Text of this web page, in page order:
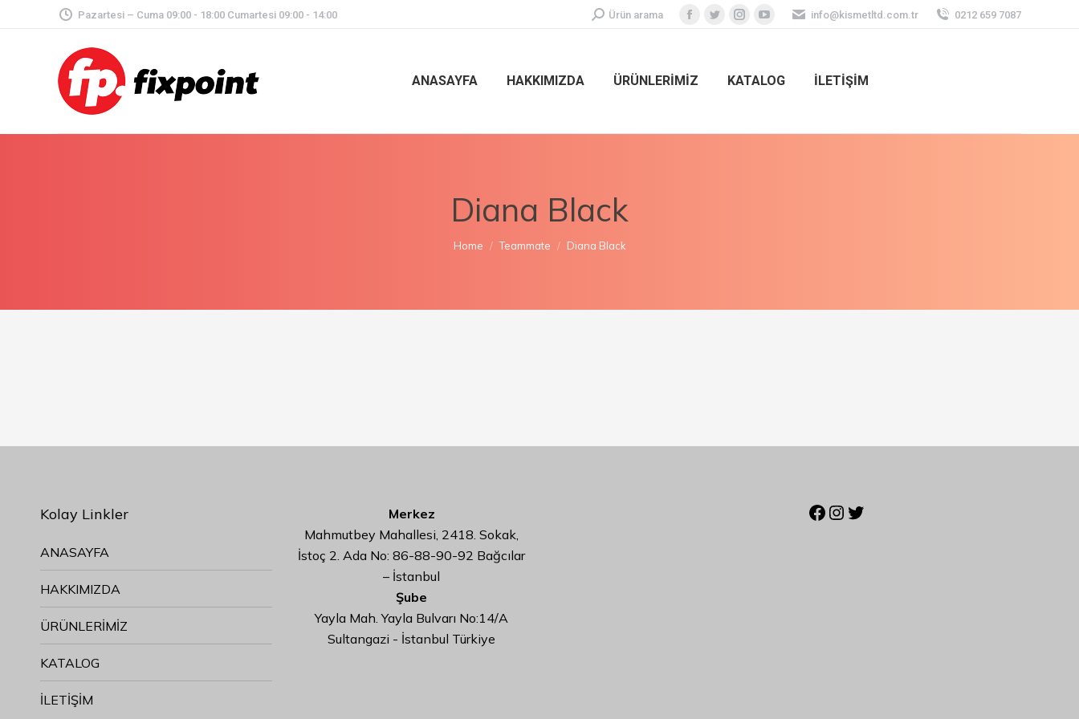
Pazartesi – Cuma 09:00 - 18:00 Cumartesi 09:00 - 14:00 Ürün arama info@kismetltd.com.tr 0212 659 7087
ANASAYFA HAKKIMIZDA ÜRÜNLERİMİZ KATALOG İLETİŞİM
Diana Black
You are here:
Home Teammate Diana Black
Kolay Linkler
ANASAYFA
HAKKIMIZDA
ÜRÜNLERİMİZ
KATALOG
İLETİŞİM
Merkez
Mahmutbey Mahallesi, 2418. Sokak,
İstoç 2. Ada No: 86-88-90-92 Bağcılar
– İstanbul
Şube
Yayla Mah. Yayla Bulvarı No:14/A
Sultangazi - İstanbul Türkiye